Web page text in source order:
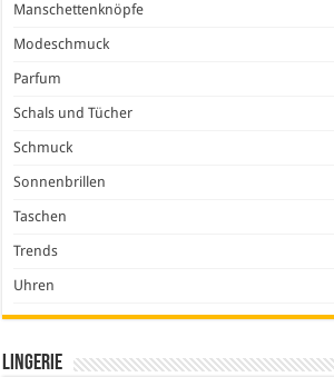
Manschettenknöpfe
Modeschmuck
Parfum
Schals und Tücher
Schmuck
Sonnenbrillen
Taschen
Trends
Uhren
Lingerie